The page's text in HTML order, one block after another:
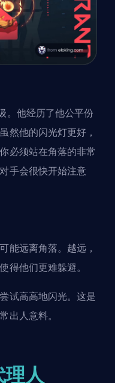
。他经历了他公平份
然他的闪光灯更好，
必须站在角落的非常
手会很快开始注意
能远离角落。越远，
得他们更难躲避。
试高高地闪光。这是
出人意料。
人